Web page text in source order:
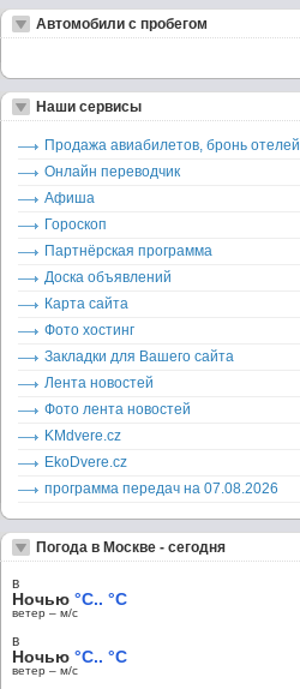
Автомобили с пробегом
Наши сервисы
Продажа авиабилетов, бронь отелей
Онлайн переводчик
Афиша
Гороскоп
Партнёрская программа
Доска объявлений
Карта сайта
Фото хостинг
Закладки для Вашего сайта
Лента новостей
Фото лента новостей
KMdvere.cz
EkoDvere.cz
программа передач на 07.08.2026
Погода в Москве - сегодня
в
Ночью °C.. °C
ветер – м/c
в
Ночью °C.. °C
ветер – м/c